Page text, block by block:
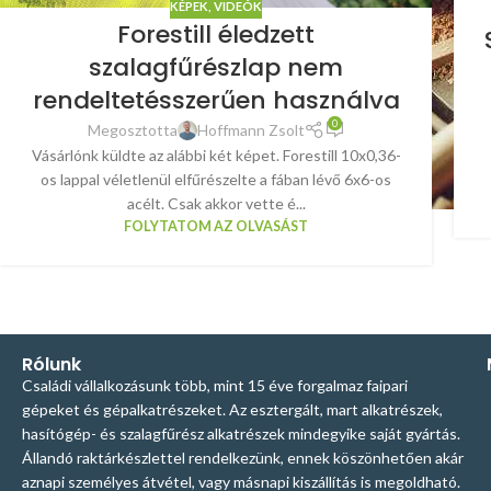
KÉPEK, VIDEÓK
Forestill éledzett
szalagfűrészlap nem
rendeltetésszerűen használva
Megosztotta Hoffmann Zsolt 0
Vásárlónk küldte az alábbi két képet. Forestill 10x0,36-
os lappal véletlenül elfűrészelte a fában lévő 6x6-os
acélt. Csak akkor vette é...
FOLYTATOM AZ OLVASÁST
Rólunk
Családi vállalkozásunk több, mint 15 éve forgalmaz faipari
gépeket és gépalkatrészeket. Az esztergált, mart alkatrészek,
hasítógép- és szalagfűrész alkatrészek mindegyike saját gyártás.
Állandó raktárkészlettel rendelkezünk, ennek köszönhetően akár
aznapi személyes átvétel, vagy másnapi kiszállítás is megoldható.